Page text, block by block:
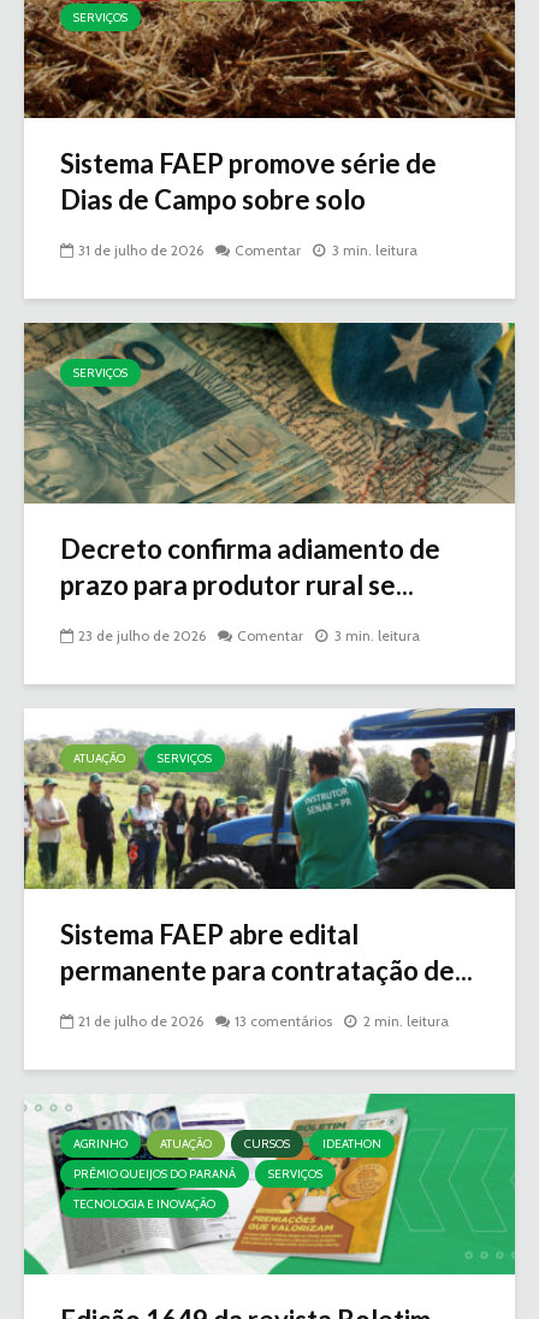
SERVIÇOS
Sistema FAEP promove série de
Dias de Campo sobre solo
31 de julho de 2026 Comentar 3 min. leitura
SERVIÇOS
Decreto confirma adiamento de
prazo para produtor rural se...
23 de julho de 2026 Comentar 3 min. leitura
ATUAÇÃO SERVIÇOS
Sistema FAEP abre edital
permanente para contratação de...
21 de julho de 2026 13 comentários 2 min. leitura
AGRINHO ATUAÇÃO CURSOS
IDEATHON
PRÊMIO QUEIJOS DO PARANÁ
SERVIÇOS
TECNOLOGIA E INOVAÇÃO